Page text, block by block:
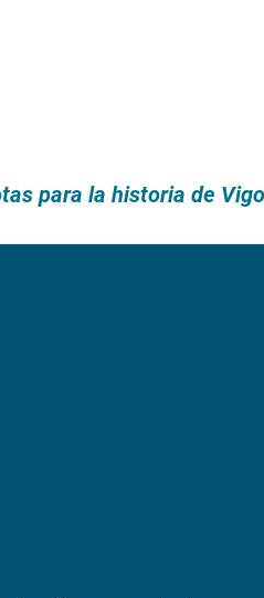
para la historia de